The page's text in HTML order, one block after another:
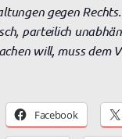
gegen
parteilich
will, muss dem
Facebook